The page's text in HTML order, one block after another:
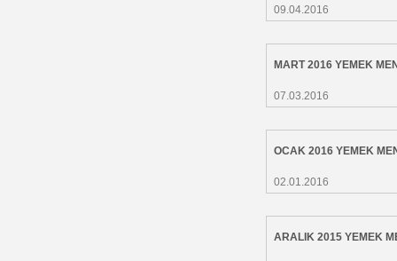
09.04.2016
MART 2016 YEMEK
07.03.2016
OCAK 2016 YEMEK
02.01.2016
ARALIK 2015 YEMEK